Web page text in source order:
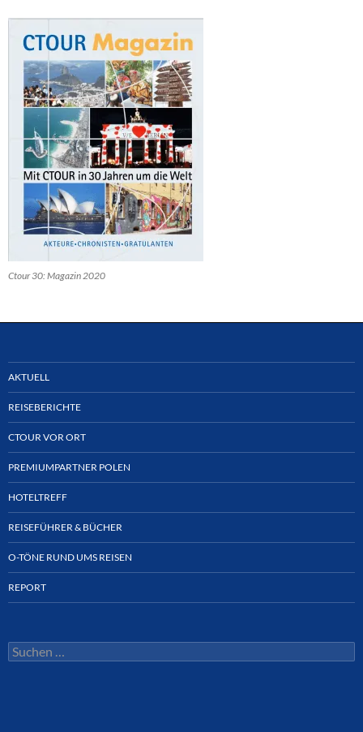
Ctour 30: Magazin 2020
AKTUELL
REISEBERICHTE
CTOUR VOR ORT
PREMIUMPARTNER POLEN
HOTELTREFF
REISEFÜHRER & BÜCHER
O-TÖNE RUND UMS REISEN
REPORT
Suchen
nach: